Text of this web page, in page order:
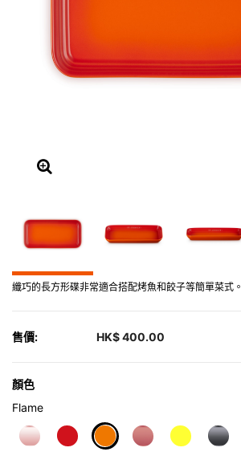
纖巧的長方形碟非常適合搭配烤魚和餃子等簡單菜式。
售價: HK$ 400.00
顏色
Flame